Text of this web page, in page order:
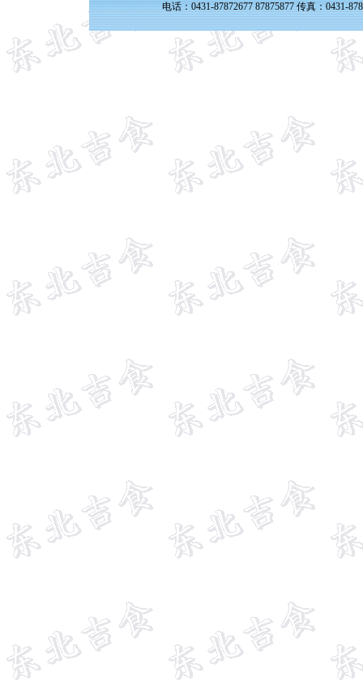
电话：0431-87872677 87875877 传真：0431-